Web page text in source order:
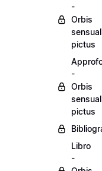
-
Orbis
pictus
-
Orbis
pictus
Libro
-